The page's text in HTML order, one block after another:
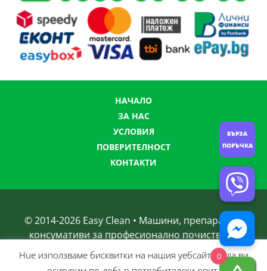
НАЧАЛО
ЗА НАС
УСЛОВИЯ
ПОВЕРИТЕЛНОСТ
КОНТАКТИ
© 2014-2026 Easy Clean • Машини, препарати и
консумативи за професионално почистване
Нue използвамe бисквитки на нашия уебсайт, за да ви
0
БЪРЗА
ПОРЪЧКА